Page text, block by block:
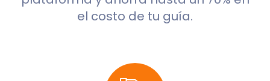
el costo de tu guía.